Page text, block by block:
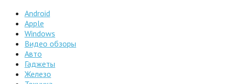
Android
Apple
Windows
Видео обзоры
Авто
Гаджеты
Железо